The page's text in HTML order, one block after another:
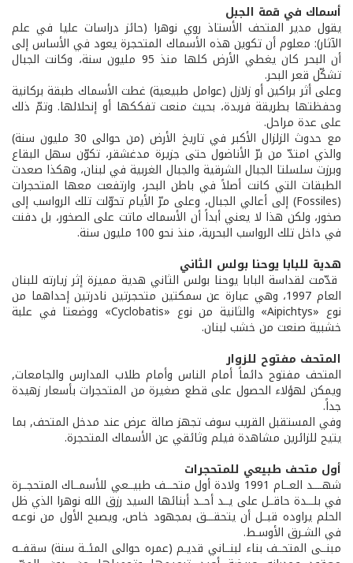
أسماك في قمة الجبل
يقول مدير المتحف الأستاذ روي نوهرا (حائز دراسات عليا في علم
الآثار): معلوم أن تكوين هذه الأسماك المتحجرة يعود في الأساس إلى
أن البحر كان يغطي الأرض كلها منذ 95 مليون سنة، وكانت الجبال
تشكّل قعر البحر.
وعلى أثر براكين أو زلازل (عوامل طبيعية) غطت الأسماك طبقة بركانية
وحفظتها بطريقة فريدة، بحيث منعت تفككها أو إنحلالها. وتمّ ذلك
على عدة مراحل.
مع حدوث الزلزال الأكبر في تاريخ الأرض (من حوالى 30 مليون سنة)
والذي امتدّ من برّ الأناضول حتى جزيرة مدغشقر، تكوّن سهل البقاع
وبرزت سلسلتا الجبال الشرقية والجبال الغربية في لبنان، وهكذا صعدت
الطبقات التي كانت أصلاً في باطن البحر، وارتفعت معها المتحجرات
(Fossiles) إلى أعالي الجبال، وعلى مرّ الأيام تحوّلت تلك الرواسب إلى
صخور، ولكن هذا لا يعني أبداً أن الأسماك ماتت على الصخور، بل دفنت
في داخل تلك الرواسب البحرية، منذ نحو 100 مليون سنة.
هدية للبابا يوحنا بولس الثاني
قدّمت لقداسة البابا يوحنا بولس الثاني هدية مميزة إثر زيارته للبنان
العام 1997، وهي عبارة عن سمكتين متحجرتين نادرتين إحداهما من
نوع «Aipichtys» والثانية من نوع «Cyclobatis» ووضعتا في علبة
خشبية صنعت من خشب لبنان.
المتحف مفتوح للزوار
المتحف مفتوح دائماً أمام الناس وأمام طلاب المدارس والجامعات,
ويمكن لهؤلاء الحصول على قطع صغيرة من المتحجرات بأسعار زهيدة
جداً.
وفي المستقبل القريب سوف تجهز صالة عرض عند مدخل المتحف, بما
يتيح للزائرين مشاهدة فيلم وثائقي عن الأسماك المتحجرة.
أول متحف طبيعي للمتحجرات
شهــــد العــام 1991 ولادة أول متحـــف طبيــعي للأسمــاك المتحجــرة
في بلـــدة حاقــل على يــد أحــد أبنائها السيد رزق الله نوهرا الذي ظل
الحلم يراوده قبــل أن يتحقـــق بمجهود خاص، ويصبح الأول من نوعـه
في الشـرق الأوسـط.
مبنــى المتحــف بناء لبنــاني قديـم (عمره حوالى المئــة سنة) سقفــه